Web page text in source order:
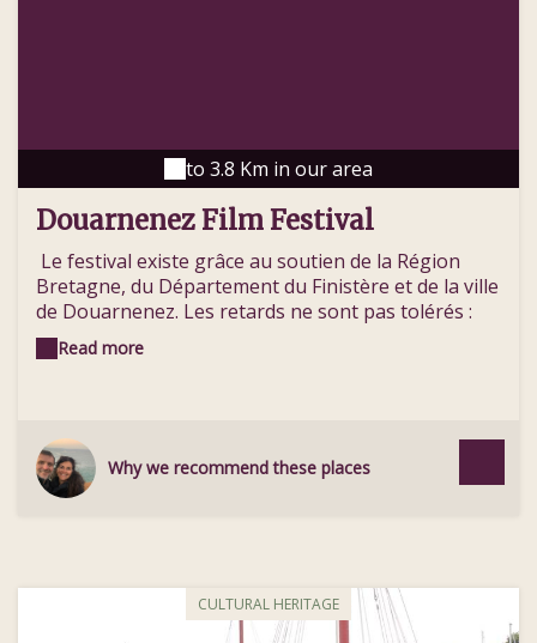
to 3.8 Km in our area
Douarnenez Film Festival
Le festival existe grâce au soutien de la Région
Bretagne, du Département du Finistère et de la ville
de Douarnenez. Les retards ne sont pas tolérés :
les places vacantes sont redistribuées à nos cher.es
bénévoles. Les échanges et remboursements ne
Read more
Why we recommend these places
CULTURAL HERITAGE